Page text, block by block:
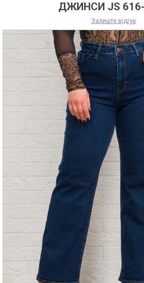
ДЖИНСИ JS
Залиште відгук